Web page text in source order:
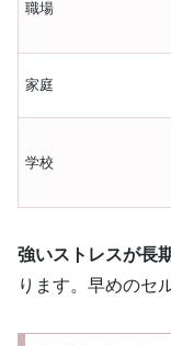
職場
家庭
学校
強いストレスが長
ります。早めのセ